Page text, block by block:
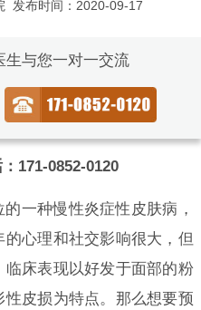
发布时间：2020-09-17
生与您一对一交流
171-0852-0120
一种慢性炎症性皮肤病，
心理和社交影响很大，但
床表现以好发于面部的粉
皮损为特点。那么想要预